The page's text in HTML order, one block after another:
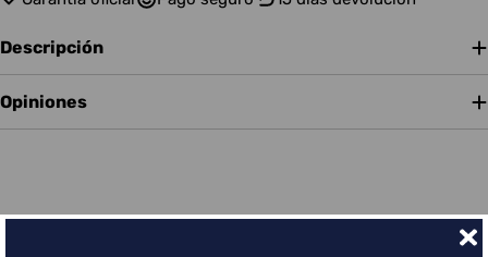
Descripción
Opiniones